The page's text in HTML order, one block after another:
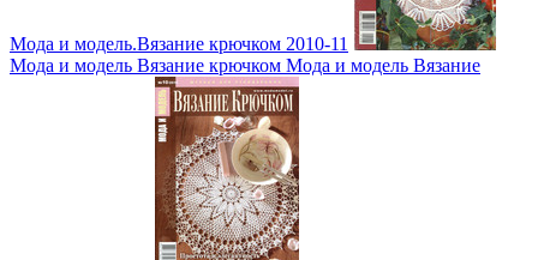
Мода и модель.Вязание крючком 2010-11
Мода и модель Вязание крючком Мода и модель Вязание